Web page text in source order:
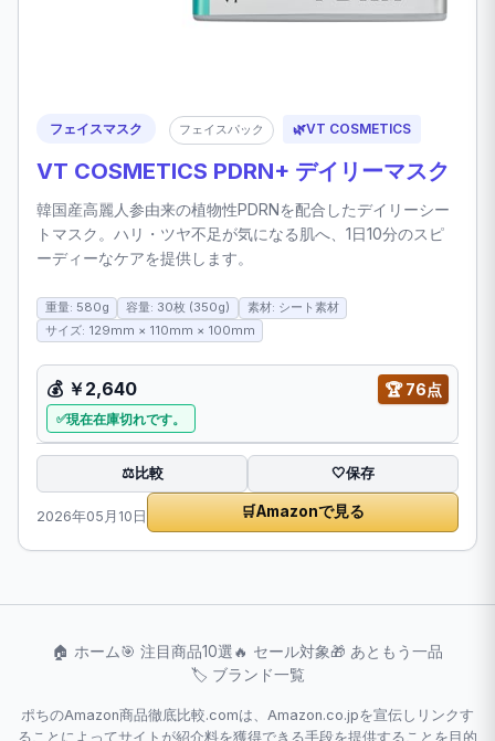
フェイスマスク フェイスパック 🌿VT COSMETICS
VT COSMETICS PDRN+ デイリーマスク
韓国産高麗人参由来の植物性PDRNを配合したデイリーシー
トマスク。ハリ・ツヤ不足が気になる肌へ、1日10分のスピ
ーディーなケアを提供します。
重量: 580g 容量: 30枚 (350g)
素材: シート素材
サイズ: 129mm × 110mm × 100mm
💰 ￥2,640 🏆76点
現在在庫切れです。
⚖️比較 🤍保存
2026年05月10日 🛒Amazonで見る
🏠 ホーム🎯 注目商品10選🔥 セール対象🎁 あともう一品
🏷️ ブランド一覧
ポちのAmazon商品徹底比較.comは、Amazon.co.jpを宣伝しリンクす
ることによってサイトが紹介料を獲得できる手段を提供することを目的